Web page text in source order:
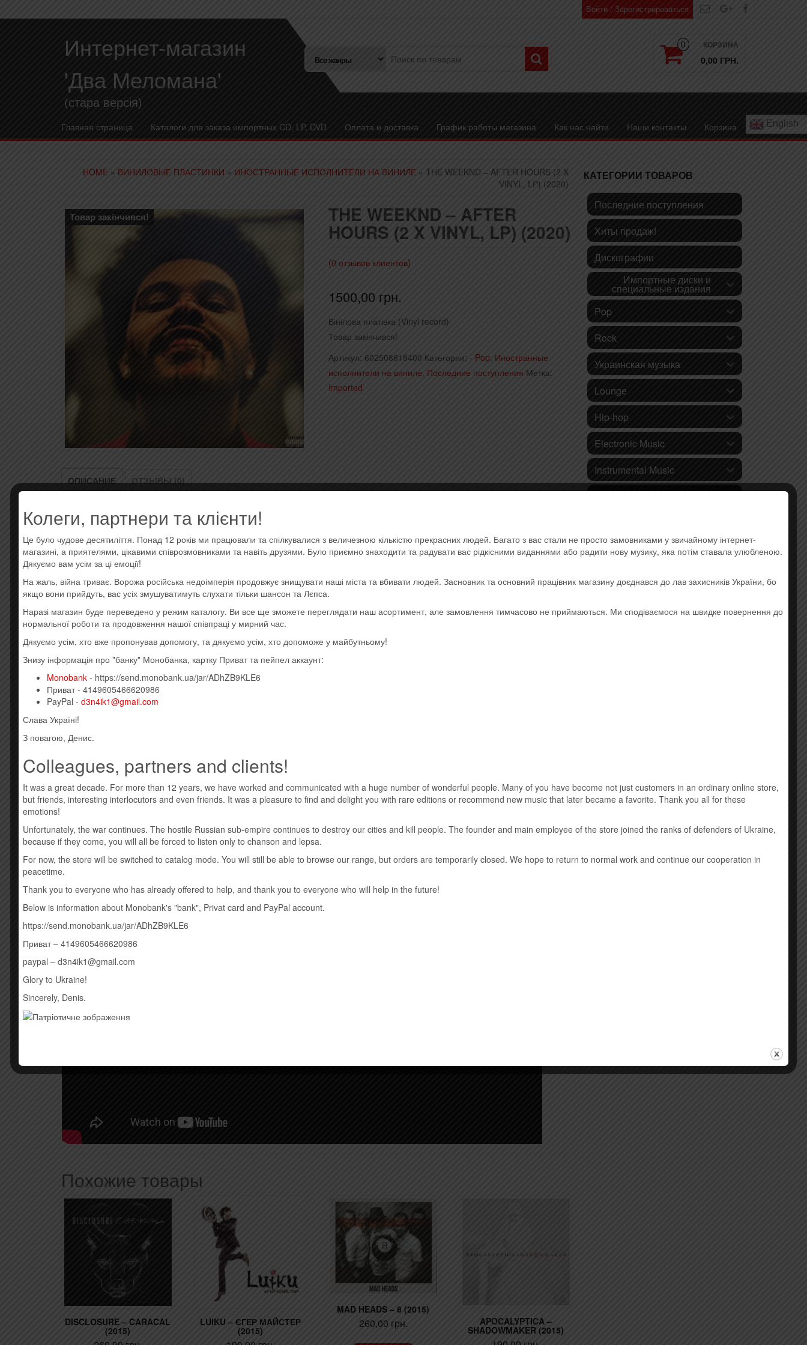
Войти / Зарегистрироваться
Интернет-магазин
'Два Меломана'
(стара версія)
0 КОРЗИНА
0,00 ГРН.
Главная страница Каталоги для заказа импортных CD, LP, DVD Оплата и доставка График работы магазина Как нас найти Наши контакты Корзина English
HOME » ВИНИЛОВЫЕ ПЛАСТИНКИ » ИНОСТРАННЫЕ ИСПОЛНИТЕЛИ НА ВИНИЛЕ » THE WEEKND – AFTER HOURS (2 X
VINYL, LP) (2020)
Товар закінчився! THE WEEKND – AFTER
HOURS (2 X VINYL, LP) (2020)
(0 отзывов клиентов)
1500,00 грн.
Вінілова платівка (Vinyl record)
Товар закінчився!
Артикул: 602508818400 Категории: - Pop, Иностранные
исполнители на виниле Последние поступления Метка:
Imported
ОПИСАНИЕ ОТЗЫВЫ (0)
Описание
Усі товари: The Weeknd
Новая виниловая пластинка, штрих код: 602508818400
A1 Alone Again 4:10
A2 Too Late 3:59
A3 Hardest To Love 3:31
A4 Scared To Live 3:11
B2 Escape From LA 5:55
B3 Heartless 3:21
C1 Blinding Lights 3:21
C2 In Your Eyes 3:57
C3 Save Your Tears 3:35
D1 Repeat After Me (Interlude) 3:15
D3 Until I Bleed Out 3:12
Стиль: Synthwave, New Wave, Pop Rap
After Hours — четвертий студійний альбом канадського співака та автора пісень Weeknd.
After Hours був підтриманий чотирма синглами: “Heartless”, “Blinding Lights”, “In Your Eyes” і “Save Your Tears”, три з яких посіли
перше місце в Billboard Hot 100. Заголовний трек був випущений як рекламний. одиночний. У березні 2020 року After Hours
позитивні відгуки, деякі критики назвали його найкращою роботою Weeknd. Він дебютував на вершині Billboard 200, ставши
четвертим альбомом Weeknd номер один у США, і залишався на вершині чарту чотири тижні поспіль. After Hours також зайняв
перше місце в 20 інших країнах, включаючи Канаду та Велику Британію. Станом на березень 2021 року альбом отримав
подвійну платинову сертифікацію Асоціації звукозаписної індустрії Америки.
Похожие товары
DISCLOSURE – CARACAL
(2015)
LUIKU – ЄГЕР МАЙСТЕР
(2015)
MAD HEADS – 8 (2015)
260,00 грн. APOCALYPTICA –
SHADOWMAKER (2015)
КАТЕГОРИИ ТОВАРОВ
Последние поступления
Хиты продаж!
Дискографии
Импортные диски и
специальные издания
Pop
Rock
Украинская музыка
Lounge
Hip-hop
Electronic Music
Instrumental Music
Jazz and Blues
Music DVD
Колеги, партнери та клієнти!
Це було чудове десятиліття. Понад 12 років ми працювали та спілкувалися з величезною кількістю прекрасних людей. Багато з вас стали не просто замовниками у звичайному інтернет-
магазині, а приятелями, цікавими співрозмовниками та навіть друзями. Було приємно знаходити та радувати вас рідкісними виданнями або радити нову музику, яка потім ставала улюбленою.
Дякуємо вам усім за ці емоції!
На жаль, війна триває. Ворожа російська недоімперія продовжує знищувати наші міста та вбивати людей. Засновник та основний працівник магазину доєднався до лав захисників України, бо
якщо вони прийдуть, вас усіх змушуватимуть слухати тільки шансон та Лєпса.
Наразі магазин буде переведено у режим каталогу. Ви все ще зможете переглядати наш асортимент, але замовлення тимчасово не приймаються. Ми сподіваємося на швидке повернення до
нормальної роботи та продовження нашої співпраці у мирний час.
Дякуємо усім, хто вже пропонував допомогу, та дякуємо усім, хто допоможе у майбутньому!
Знизу інформація про "банку" Монобанка, картку Приват та пейпел аккаунт:
Monobank - https://send.monobank.ua/jar/ADhZB9KLE6
Приват - 4149605466620986
PayPal - d3n4ik1@gmail.com
Слава Україні!
З повагою, Денис.
Colleagues, partners and clients!
It was a great decade. For more than 12 years, we have worked and communicated with a huge number of wonderful people. Many of you have become not just customers in an ordinary online store,
but friends, interesting interlocutors and even friends. It was a pleasure to find and delight you with rare editions or recommend new music that later became a favorite. Thank you all for these
emotions!
Unfortunately, the war continues. The hostile Russian sub-empire continues to destroy our cities and kill people. The founder and main employee of the store joined the ranks of defenders of Ukraine,
because if they come, you will all be forced to listen only to chanson and lepsa.
For now, the store will be switched to catalog mode. You will still be able to browse our range, but orders are temporarily closed. We hope to return to normal work and continue our cooperation in
peacetime.
Thank you to everyone who has already offered to help, and thank you to everyone who will help in the future!
Below is information about Monobank's "bank", Privat card and PayPal account.
https://send.monobank.ua/jar/ADhZB9KLE6
Приват – 4149605466620986
paypal – d3n4ik1@gmail.com
Glory to Ukraine!
Sincerely, Denis.